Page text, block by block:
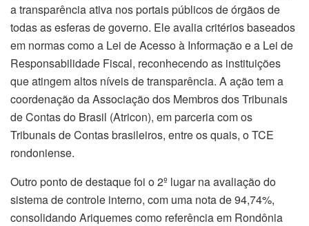
a transparência ativa nos portais públicos de órgãos de
todas as esferas de governo. Ele avalia critérios baseados
em normas como a Lei de Acesso à Informação e a Lei de
Responsabilidade Fiscal, reconhecendo as instituições
que atingem altos níveis de transparência. A ação tem a
coordenação da Associação dos Membros dos Tribunais
de Contas do Brasil (Atricon), em parceria com os
Tribunais de Contas brasileiros, entre os quais, o TCE
rondoniense.
Outro ponto de destaque foi o 2º lugar na avaliação do
sistema de controle interno, com uma nota de 94,74%,
consolidando Ariquemes como referência em Rondônia